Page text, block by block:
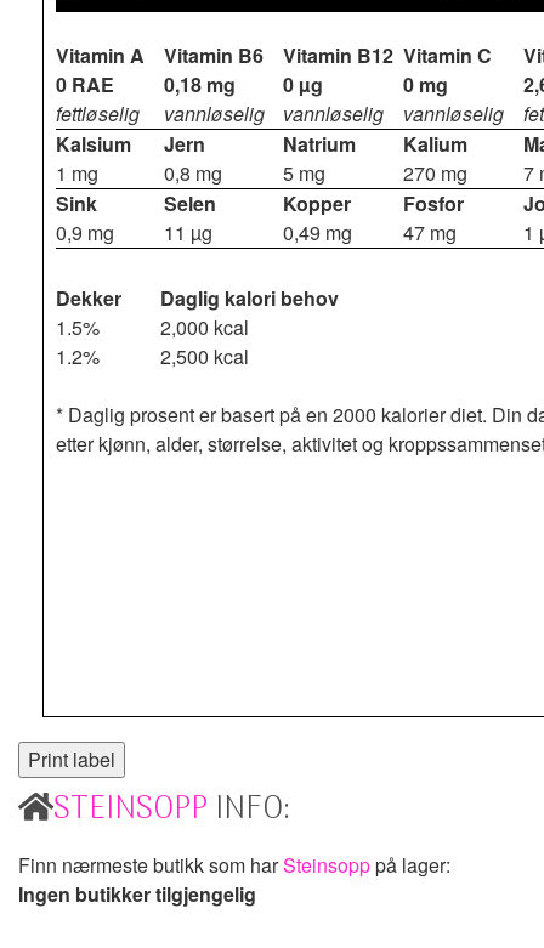
Vitamin A
0 RAE
fettløselig
Vitamin B6
0,18 mg
vannløselig
Vitamin B12
0 µg
vannløselig
Vitamin C
0 mg
vannløselig
Kalsium
1 mg
Jern
0,8 mg
Natrium
5 mg
Kalium
270 mg
7
Sink
0,9 mg
Selen
11 µg
Kopper
0,49 mg
Fosfor
47 mg
1
Dekker
Daglig kalori behov
1.5%
2,000 kcal
1.2%
2,500 kcal
* Daglig prosent er basert på en 2000 kalorier diet. Din
etter kjønn, alder, størrelse, aktivitet og
STEINSOPP INFO:
Finn nærmeste butikk som harSteinsopppå lager:
Ingen butikker tilgjengelig